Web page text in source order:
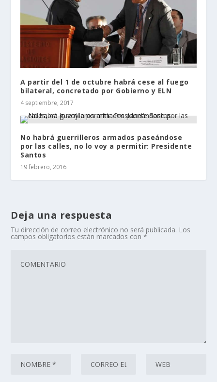
A partir del 1 de octubre habrá cese al fuego
bilateral, concretado por Gobierno y ELN
4 septiembre, 2017
No habrá guerrilleros armados paseándose
por las calles, no lo voy a permitir: Presidente
Santos
19 febrero, 2016
Deja una respuesta
Tu dirección de correo electrónico no será publicada. Los
campos obligatorios están marcados con*